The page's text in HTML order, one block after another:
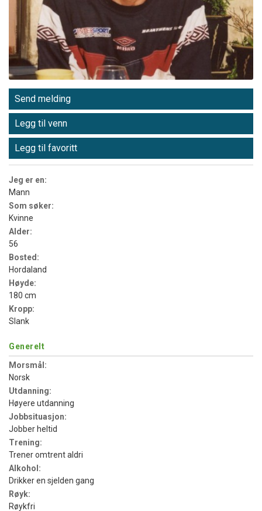
Send melding
Legg til venn
Legg til favoritt
Jeg er en:
Mann
Som søker:
Kvinne
Alder:
56
Bosted:
Hordaland
Høyde:
180 cm
Kropp:
Slank
Generelt
Morsmål:
Norsk
Utdanning:
Høyere utdanning
Jobbsituasjon:
Jobber heltid
Trening:
Trener omtrent aldri
Alkohol:
Drikker en sjelden gang
Røyk:
Røykfri